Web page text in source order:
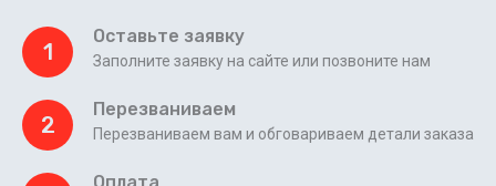
1
Оставьте заявку
Заполните заявку на сайте или позвоните нам
2
Перезваниваем
Перезваниваем вам и обговариваем детали заказа